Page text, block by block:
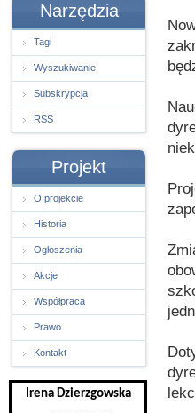
Narzędzia
Tagi
Wyszukiwanie
Subskrypcja
RSS
Projekt
O projekcie
Historia
Ogłoszenia
Akcje
Współpraca
Prawo
Kontakt
Irena Dzierzgowska